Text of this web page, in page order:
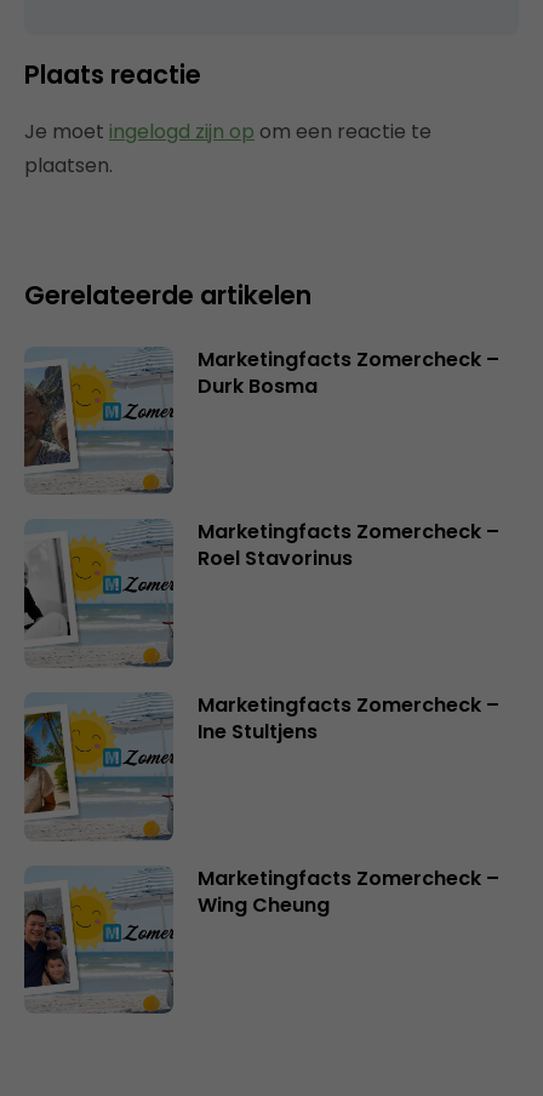
Plaats reactie
Je moet ingelogd zijn op om een reactie te
plaatsen.
Gerelateerde artikelen
Marketingfacts Zomercheck –
Durk Bosma
Marketingfacts Zomercheck –
Roel Stavorinus
Marketingfacts Zomercheck –
Ine Stultjens
Marketingfacts Zomercheck –
Wing Cheung